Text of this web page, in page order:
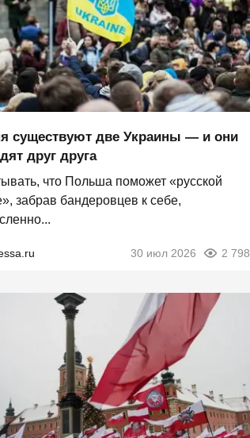
существуют две Украины — и они
друг друга
что Польша поможет «русской
забрав бандеровцев к себе,
30 июл 2026 2 798